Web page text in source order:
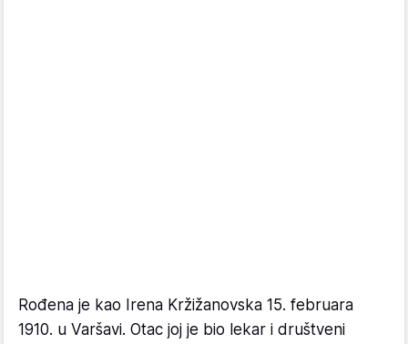
Rođena je kao Irena Kržižanovska 15. februara
1910. u Varšavi. Otac joj je bio lekar i društveni